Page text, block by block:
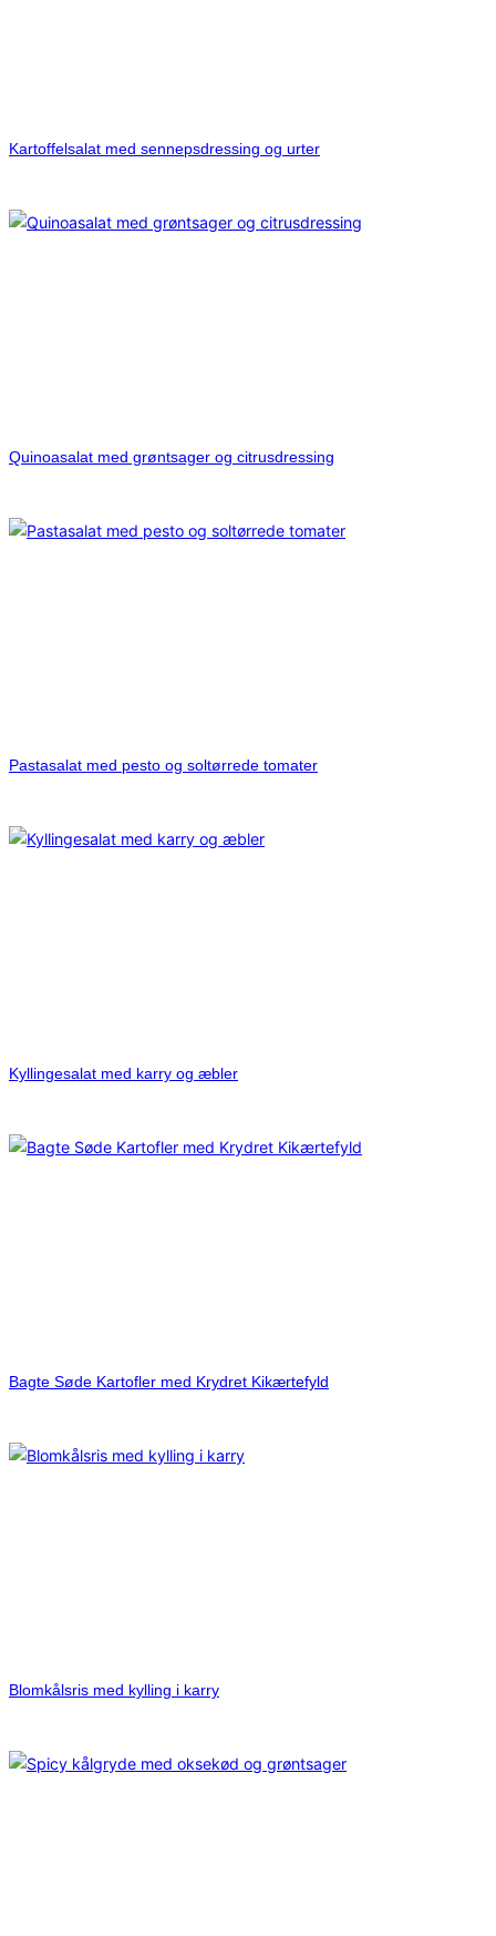
Kartoffelsalat med sennepsdressing og urter
Quinoasalat med grøntsager og citrusdressing
Pastasalat med pesto og soltørrede tomater
Kyllingesalat med karry og æbler
Bagte Søde Kartofler med Krydret Kikærtefyld
Blomkålsris med kylling i karry